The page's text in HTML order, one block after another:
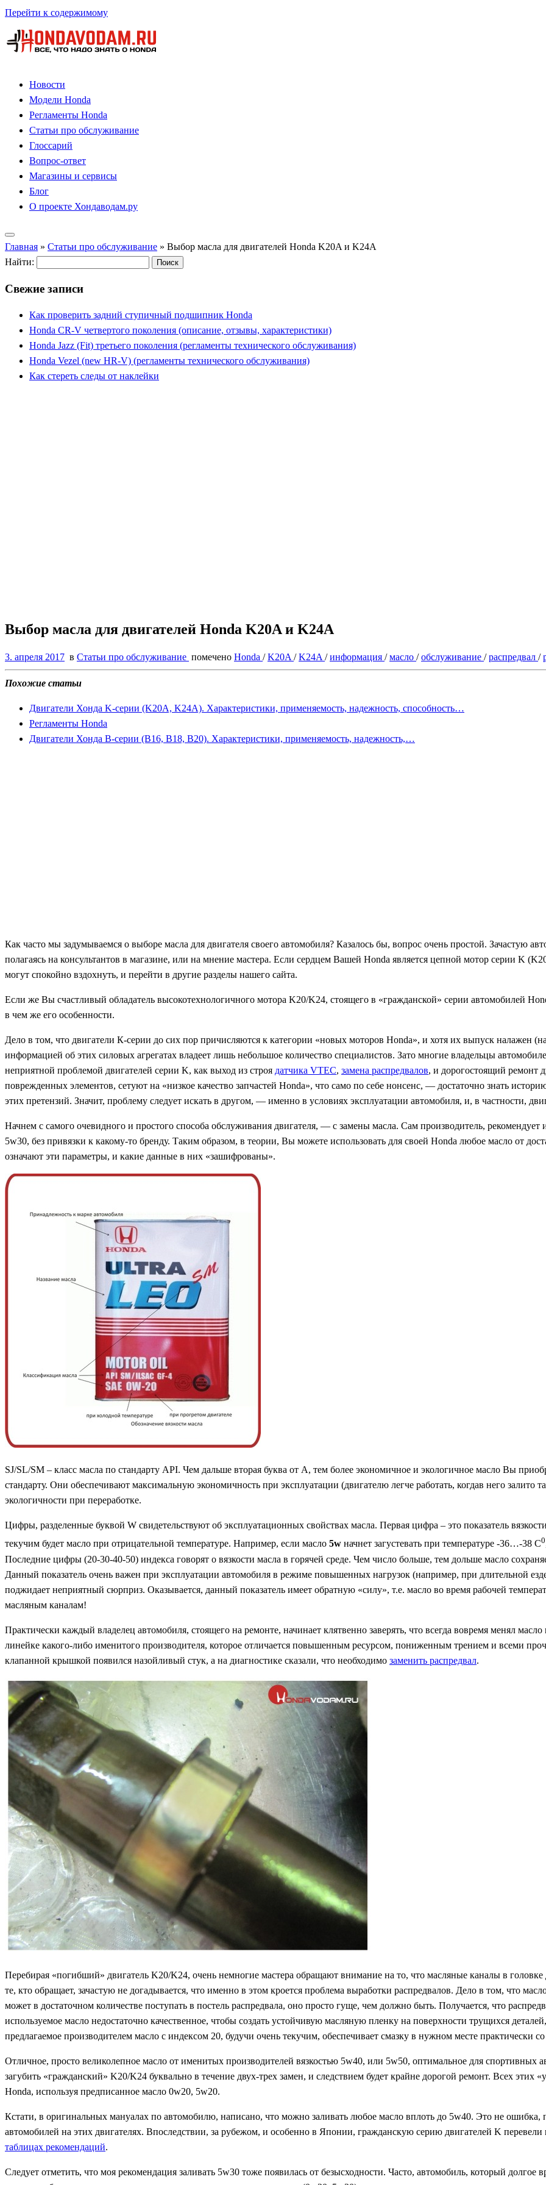
Перейти к содержимому
Новости
Модели Honda
Регламенты Honda
Статьи про обслуживание
Глоссарий
Вопрос-ответ
Магазины и сервисы
Блог
О проекте Хондаводам.ру
Главная » Статьи про обслуживание » Выбор масла для двигателей Honda K20A и K24A
Найти:
Свежие записи
Как проверить задний ступичный подшипник Honda
Honda CR-V четвертого поколения (описание, отзывы, характеристики)
Honda Jazz (Fit) третьего поколения (регламенты технического обслуживания)
Honda Vezel (new HR-V) (регламенты технического обслуживания)
Как стереть следы от наклейки
Выбор масла для двигателей Honda K20A и K24A
3. апреля 2017 в Статьи про обслуживание помечено Honda /K20A /K24A /информация /масло /обслуживание /распредвал /
Похожие статьи
Двигатели Хонда K-серии (K20A, K24A). Характеристики, применяемость, надежность, способность…
Регламенты Honda
Двигатели Хонда B-серии (B16, B18, B20). Характеристики, применяемость, надежность,…
Как часто мы задумываемся о выборе масла для двигателя своего автомобиля? Казалось бы, вопрос очень простой. Зачастую
полагаясь на консультантов в магазине, или на мнение мастера. Если сердцем Вашей Honda является цепной мотор серии K
могут спокойно вздохнуть, и перейти в другие разделы нашего сайта.
Если же Вы счастливый обладатель высокотехнологичного мотора K20/K24, стоящего в «гражданской» серии автомобилей
в чем же его особенности.
Дело в том, что двигатели К-серии до сих пор причисляются к категории «новых моторов Honda», и хотя их выпуск налажен
информацией об этих силовых агрегатах владеет лишь небольшое количество специалистов. Зато многие владельцы
неприятной проблемой двигателей серии K, как выход из строя датчика VTEC, замена распредвалов, и дорогостоящий ремонт
поврежденных элементов, сетуют на «низкое качество запчастей Honda», что само по себе нонсенс, — достаточно знать
этих претензий. Значит, проблему следует искать в другом, — именно в условиях эксплуатации автомобиля, и, в частности,
Начнем с самого очевидного и простого способа обслуживания двигателя, — с замены масла. Сам производитель, рекомендует
5w30, без привязки к какому-то бренду. Таким образом, в теории, Вы можете использовать для своей Honda любое масло от
означают эти параметры, и какие данные в них «зашифрованы».
SJ/SL/SM – класс масла по стандарту API. Чем дальше вторая буква от А, тем более экономичное и экологичное масло Вы
стандарту. Они обеспечивают максимальную экономичность при эксплуатации (двигателю легче работать, когдав него залито
экологичности при переработке.
Цифры, разделенные буквой W cвидетельствуют об эксплуатационных свойствах масла. Первая цифра – это показатель
текучим будет масло при отрицательной температуре. Например, если масло 5w начнет загустевать при температуре -36…-38 С0
Последние цифры (20-30-40-50) индекса говорят о вязкости масла в горячей среде. Чем число больше, тем дольше масло
Данный показатель очень важен при эксплуатации автомобиля в режиме повышенных нагрузок (например, при длительной
поджидает неприятный сюрприз. Оказывается, данный показатель имеет обратную «силу», т.е. масло во время рабочей
масляным каналам!
Практически каждый владелец автомобиля, стоящего на ремонте, начинает клятвенно заверять, что всегда вовремя менял
линейке какого-либо именитого производителя, которое отличается повышенным ресурсом, пониженным трением и всеми
клапанной крышкой появился назойливый стук, а на диагностике сказали, что необходимо заменить распредвал.
Перебирая «погибший» двигатель K20/K24, очень немногие мастера обращают внимание на то, что масляные каналы в
те, кто обращает, зачастую не догадывается, что именно в этом кроется проблема выработки распредвалов. Дело в том, что
может в достаточном количестве поступать в постель распредвала, оно просто гуще, чем должно быть. Получается, что
используемое масло недостаточно качественное, чтобы создать устойчивую масляную пленку на поверхности трущихся
предлагаемое производителем масло с индексом 20, будучи очень текучим, обеспечивает смазку в нужном месте практически со
Отличное, просто великолепное масло от именитых производителей вязкостью 5w40, или 5w50, оптимальное для спортивных
загубить «гражданский» K20/K24 буквально в течение двух-трех замен, и следствием будет крайне дорогой ремонт. Всех
Honda, используя предписанное масло 0w20, 5w20.
Кстати, в оригинальных мануалах по автомобилю, написано, что можно заливать любое масло вплоть до 5w40. Это не ошибка,
автомобилей на этих двигателях. Впоследствии, за рубежом, и особенно в Японии, гражданскую серию двигателей K
таблицах рекомендаций.
Следует отметить, что моя рекомендация заливать 5w30 тоже появилась от безысходности. Часто, автомобиль, который